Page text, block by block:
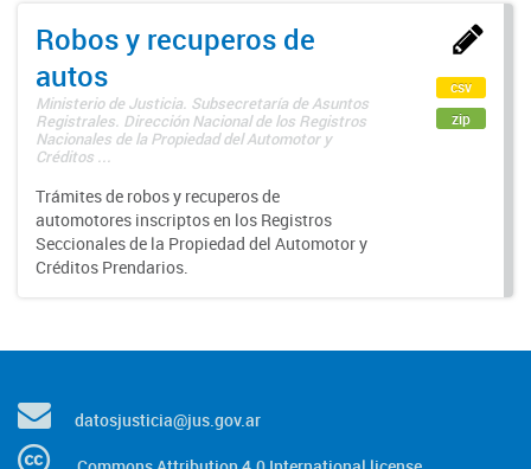
Robos y recuperos de
autos
Ministerio de Justicia. Subsecretaría de Asuntos
Registrales. Dirección Nacional de los Registros
Nacionales de la Propiedad del Automotor y
Créditos ...
Trámites de robos y recuperos de
automotores inscriptos en los Registros
Seccionales de la Propiedad del Automotor y
Créditos Prendarios.
csv
zip
datosjusticia@jus.gov.ar